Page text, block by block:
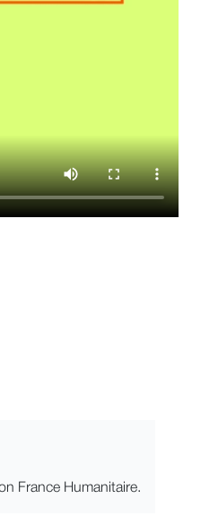
France Humanitaire.